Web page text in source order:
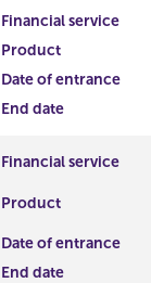
l
t
Financial service
Product
Date of entrance
End date
Financial service
Product
Date of entrance
End date